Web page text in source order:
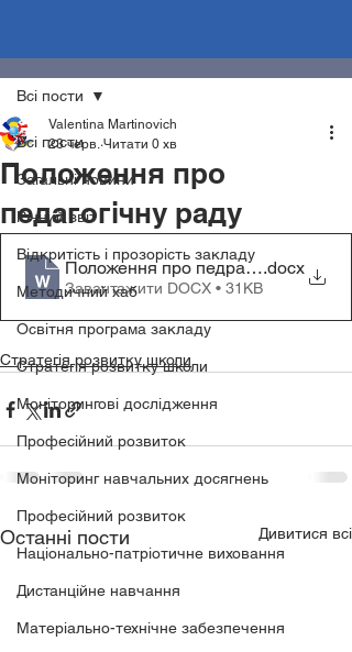
Всі пости
Загальні новини
Річний звіт
Відкритість і прозорість закладу
Методичний хаб
Освітня програма закладу
Стратегія розвитку школи
Моніторингові дослідження
Професійний розвиток
Моніторинг навчальних досягнень
Професійний розвиток
Національно-патріотичне виховання
Дистанційне навчання
Матеріально-технічне забезпечення
Всі пости
Положення про
педагогічну раду
Valentina Martinovich
23 черв. Читати 0 хв
Положення про педраду.docx
Завантажити DOCX • 31KB
Стратегія розвитку школи
Останні пости Дивитися всі